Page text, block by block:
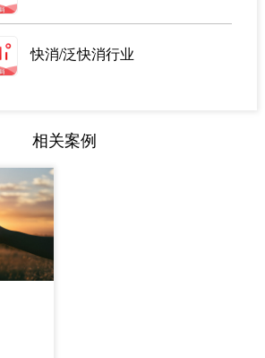
快消/泛快消行业
相关案例